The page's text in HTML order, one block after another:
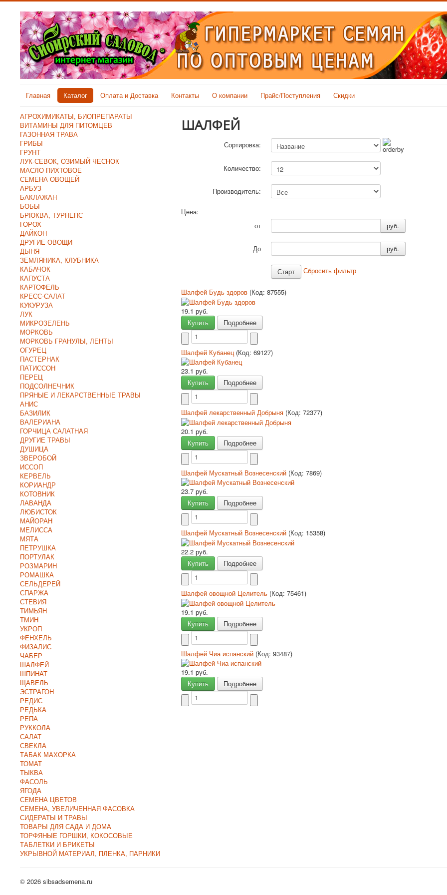
Главная Каталог Оплата и Доставка Контакты О компании Прайс/Поступления Скидки
АГРОХИМИКАТЫ, БИОПРЕПАРАТЫ
ВИТАМИНЫ ДЛЯ ПИТОМЦЕВ
ГАЗОННАЯ ТРАВА
ГРИБЫ
ГРУНТ
ЛУК-СЕВОК, ОЗИМЫЙ ЧЕСНОК
МАСЛО ПИХТОВОЕ
СЕМЕНА ОВОЩЕЙ
АРБУЗ
БАКЛАЖАН
БОБЫ
БРЮКВА, ТУРНЕПС
ГОРОХ
ДАЙКОН
ДРУГИЕ ОВОЩИ
ДЫНЯ
ЗЕМЛЯНИКА, КЛУБНИКА
КАБАЧОК
КАПУСТА
КАРТОФЕЛЬ
КРЕСС-САЛАТ
КУКУРУЗА
ЛУК
МИКРОЗЕЛЕНЬ
МОРКОВЬ
МОРКОВЬ ГРАНУЛЫ, ЛЕНТЫ
ОГУРЕЦ
ПАСТЕРНАК
ПАТИССОН
ПЕРЕЦ
ПОДСОЛНЕЧНИК
ПРЯНЫЕ И ЛЕКАРСТВЕННЫЕ ТРАВЫ
АНИС
БАЗИЛИК
ВАЛЕРИАНА
ГОРЧИЦА САЛАТНАЯ
ДРУГИЕ ТРАВЫ
ДУШИЦА
ЗВЕРОБОЙ
ИССОП
КЕРВЕЛЬ
КОРИАНДР
КОТОВНИК
ЛАВАНДА
ЛЮБИСТОК
МАЙОРАН
МЕЛИССА
МЯТА
ПЕТРУШКА
ПОРТУЛАК
РОЗМАРИН
РОМАШКА
СЕЛЬДЕРЕЙ
СПАРЖА
СТЕВИЯ
ТИМЬЯН
ТМИН
УКРОП
ФЕНХЕЛЬ
ФИЗАЛИС
ЧАБЕР
ШАЛФЕЙ
ШПИНАТ
ЩАВЕЛЬ
ЭСТРАГОН
РЕДИС
РЕДЬКА
РЕПА
РУККОЛА
САЛАТ
СВЕКЛА
ТАБАК МАХОРКА
ТОМАТ
ТЫКВА
ФАСОЛЬ
ЯГОДА
СЕМЕНА ЦВЕТОВ
СЕМЕНА, УВЕЛИЧЕННАЯ ФАСОВКА
СИДЕРАТЫ И ТРАВЫ
ТОВАРЫ ДЛЯ САДА И ДОМА
ТОРФЯНЫЕ ГОРШКИ, КОКОСОВЫЕ
ТАБЛЕТКИ И БРИКЕТЫ
УКРЫВНОЙ МАТЕРИАЛ, ПЛЕНКА, ПАРНИКИ
ШАЛФЕЙ
Сортировка:
Количество:
Производитель:
Цена:
от
руб.
До руб.
Сбросить фильтр
Шалфей Будь здоров (Код: 87555)
19.1 руб.
Купить
Подробнее
Шалфей Кубанец (Код: 69127)
23.1 руб.
Купить
Подробнее
Шалфей лекарственный Добрыня (Код: 72377)
20.1 руб.
Купить
Подробнее
Шалфей Мускатный Вознесенский (Код: 7869)
23.7 руб.
Купить
Подробнее
Шалфей Мускатный Вознесенский (Код: 15358)
22.2 руб.
Купить
Подробнее
Шалфей овощной Целитель (Код: 75461)
19.1 руб.
Купить
Подробнее
Шалфей Чиа испанский (Код: 93487)
19.1 руб.
Купить
Подробнее
© 2026 sibsadsemena.ru